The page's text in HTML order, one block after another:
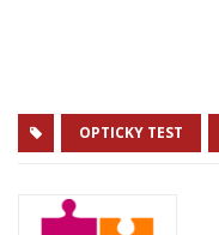
OPTICKY TEST